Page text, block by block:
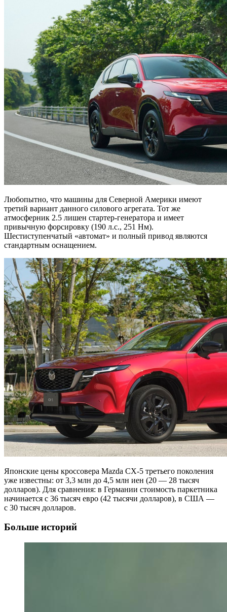
Любопытно, что машины для Северной Америки имеют
третий вариант данного силового агрегата. Тот же
атмосферник 2.5 лишен стартер-генератора и имеет
привычную форсировку (190 л.с., 251 Нм).
Шестиступенчатый «автомат» и полный привод являются
стандартным оснащением.
Японские цены кроссовера Mazda CX-5 третьего поколения
уже известны: от 3,3 млн до 4,5 млн иен (20 — 28 тысяч
долларов). Для сравнения: в Германии стоимость паркетника
начинается c 36 тысяч евро (42 тысячи долларов), в США —
с 30 тысяч долларов.
Больше историй